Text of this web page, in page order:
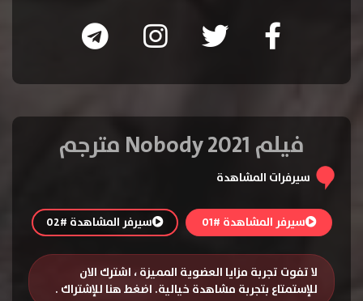
فيلم Nobody 2021 مترجم
سيرفرات المشاهدة
سيرفر المشاهدة #01 سيرفر المشاهدة #02
لا تفوت تجربة مزايا العضوية المميزة ، اشترك الان
للإستمتاع بتجربة مشاهدة خيالية. اضغط هنا للإشتراك .